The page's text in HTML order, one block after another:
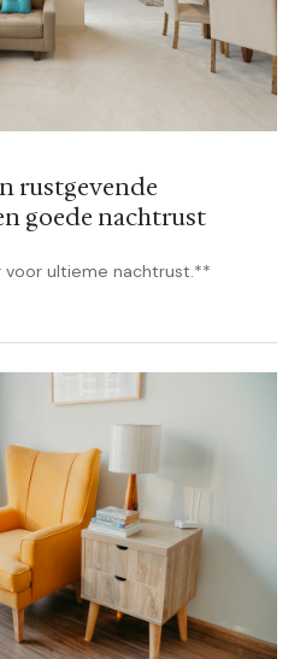
rustgevende
goede nachtrust
voor ultieme nachtrust.**